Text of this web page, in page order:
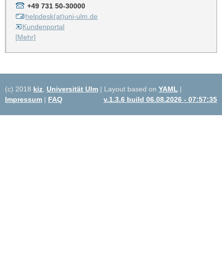
+49 731 50-30000
helpdesk(at)uni-ulm.de
Kundenportal
[Mehr]
(c) 2018 kiz Universität Ulm | Layout based on YAML |
Impressum | FAQ v.1.3.6 build 06.08.2026 - 07:57:35